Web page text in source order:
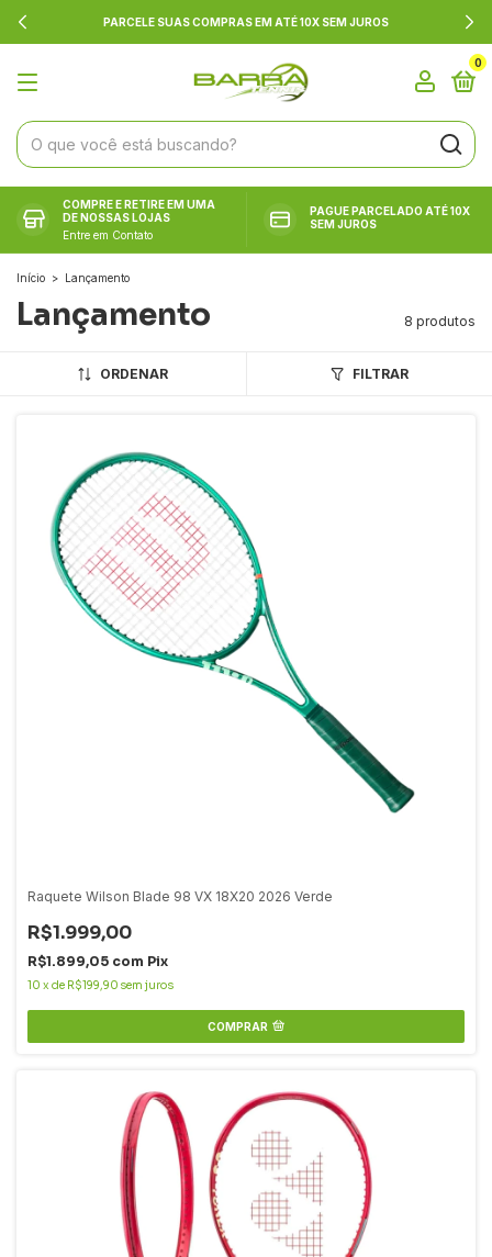
PARCELE SUAS COMPRAS EM ATÉ 10X SEM JUROS
0
COMPRE E RETIRE EM UMA
DE NOSSAS LOJAS
Entre em Contato
PAGUE PARCELADO ATÉ 10X
SEM JUROS
Início > Lançamento
Lançamento 8 produtos
ORDENAR FILTRAR
Raquete Wilson Blade 98 VX 18X20 2026 Verde
R$1.999,00
R$1.899,05 com Pix
10 x de R$199,90 sem juros
COMPRAR